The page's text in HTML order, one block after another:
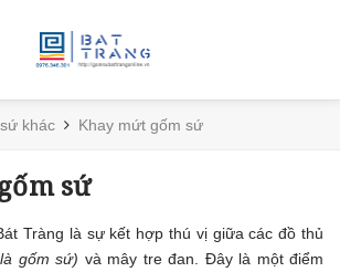
khác Khay mứt gốm sứ
sứ
Tràng là sự kết hợp thú vị giữa các đồ thủ
gốm sứ) và mây tre đan. Đây là một điểm